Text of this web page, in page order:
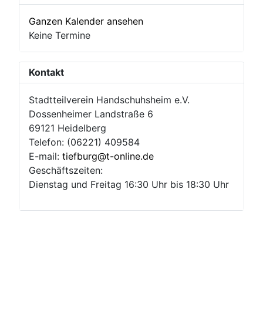
Ganzen Kalender ansehen
Keine Termine
Kontakt
Stadtteilverein Handschuhsheim e.V.
Dossenheimer Landstraße 6
69121 Heidelberg
Telefon: (06221) 409584
E-mail: tiefburg@t-online.de
Geschäftszeiten:
Dienstag und Freitag 16:30 Uhr bis 18:30 Uhr